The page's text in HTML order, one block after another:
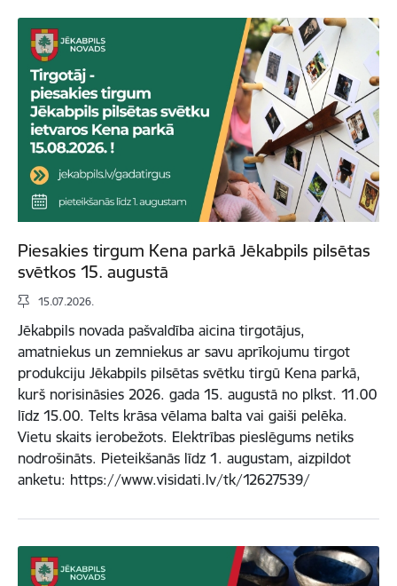
Piesakies tirgum Kena parkā Jēkabpils pilsētas
svētkos 15. augustā
15.07.2026.
Jēkabpils novada pašvaldība aicina tirgotājus,
amatniekus un zemniekus ar savu aprīkojumu tirgot
produkciju Jēkabpils pilsētas svētku tirgū Kena parkā,
kurš norisināsies 2026. gada 15. augustā no plkst. 11.00
līdz 15.00. Telts krāsa vēlama balta vai gaiši pelēka.
Vietu skaits ierobežots. Elektrības pieslēgums netiks
nodrošināts. Pieteikšanās līdz 1. augustam, aizpildot
anketu: https://www.visidati.lv/tk/12627539/